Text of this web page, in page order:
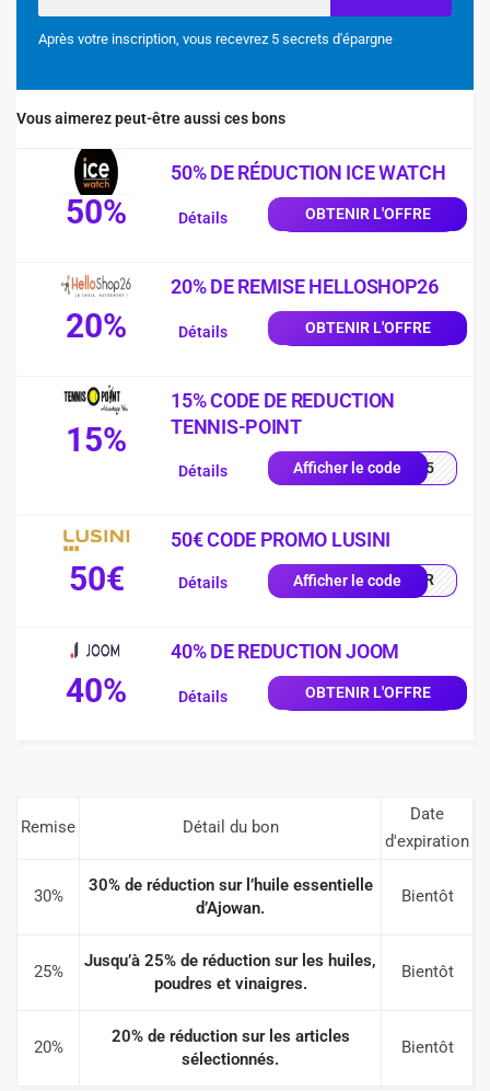
Après votre inscription, vous recevrez 5 secrets d'épargne
Vous aimerez peut-être aussi ces bons
50%
50% DE RÉDUCTION ICE WATCH
OBTENIR L'OFFRE
Détails
20%
20% DE REMISE HELLOSHOP26
OBTENIR L'OFFRE
Détails
15%
15% CODE DE REDUCTION
TENNIS-POINT
Afficher le codeIS15
Détails
50€
50€ CODE PROMO LUSINI
Afficher le code0-FR
Détails
40%
40% DE REDUCTION JOOM
OBTENIR L'OFFRE
Détails
Remise Détail du bon
Date
d'expiration
30%
30% de réduction sur l’huile essentielle
d’Ajowan.
Bientôt
25%
Jusqu’à 25% de réduction sur les huiles,
poudres et vinaigres.
Bientôt
20%
20% de réduction sur les articles
sélectionnés.
Bientôt